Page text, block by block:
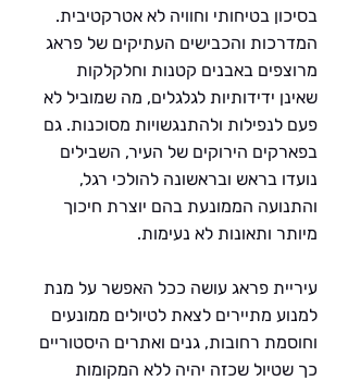
בסיכון בטיחותי וחוויה לא אטרקטיבית.
המדרכות והכבישים העתיקים של פראג
מרוצפים באבנים קטנות וחלקלקות
שאינן ידידותיות לגלגלים, מה שמוביל לא
פעם לנפילות ולהתנגשויות מסוכנות. גם
בפארקים הירוקים של העיר, השבילים
נועדו בראש ובראשונה להולכי רגל,
והתנועה הממונעת בהם יוצרת חיכוך
מיותר ותאונות לא נעימות.
עיריית פראג עושה ככל האפשר על מנת
למנוע מתיירים לצאת לטיולים ממונעים
וחוסמת רחובות, גנים ואתרים היסטוריים
כך שטיול שכזה יהיה ללא המקומות